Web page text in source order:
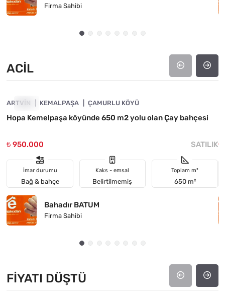
Firma Sahibi
ACIL
ACIL
ARTVIN KEMALPAŞA ÇAMURLU KÖYÜ
Hopa Kemelpaşa köyünde 650 m2 yolu olan Çay bahçesi
₺ 950.000 SATILIK
İmar durumu
Bağ & bahçe
Kaks - emsal
Belirtilmemiş
Toplam m²
650 m²
Bahadır BATUM
Firma Sahibi
₺
FIYATI DÜŞTÜ